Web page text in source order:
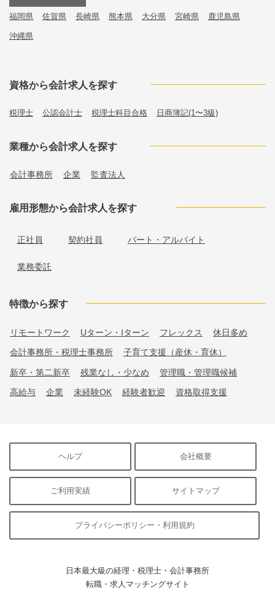
福岡県 佐賀県 長崎県 熊本県 大分県 宮崎県 鹿児島県
沖縄県
資格から会計求人を探す
税理士 公認会計士 税理士科目合格 日商簿記(1〜3級)
業種から会計求人を探す
会計事務所 企業 監査法人
雇用形態から会計求人を探す
正社員 契約社員 パート・アルバイト
業務委託
特徴から探す
リモートワーク Uターン・Iターン フレックス 休日多め
会計事務所・税理士事務所 子育て支援（産休・育休）
新卒・第二新卒 残業なし・少なめ 管理職・管理職候補
高給与 企業 未経験OK 経験者歓迎 資格取得支援
ヘルプ 会社概要
ご利用実績 サイトマップ
プライバシーポリシー・利用規約
日本最大級の経理・税理士・会計事務所
転職・求人マッチングサイト